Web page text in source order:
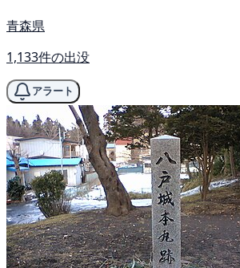
青森県
1,133件の出没
アラート